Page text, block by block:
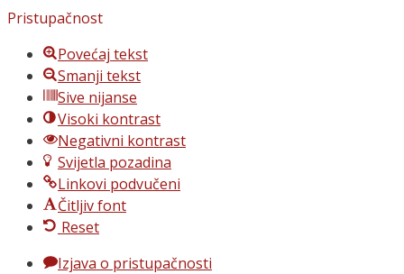
Pristupačnost
Povećaj tekst
Smanji tekst
Sive nijanse
Visoki kontrast
Negativni kontrast
Svijetla pozadina
Linkovi podvučeni
Čitljiv font
Reset
Izjava o pristupačnosti